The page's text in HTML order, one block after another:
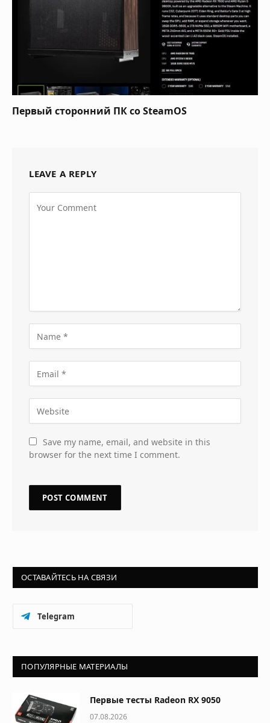
Первый сторонний ПК со SteamOS
LEAVE A REPLY
Save my name, email, and website in this
browser for the next time I comment.
ОСТАВАЙТЕСЬ НА СВЯЗИ
Telegram
ПОПУЛЯРНЫЕ МАТЕРИАЛЫ
Первые тесты Radeon RX 9050
07.08.2026